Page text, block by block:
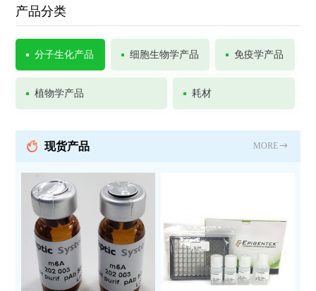
产品分类
分子生化产品 细胞生物学产品 免疫学产品
植物学产品 耗材
现货产品 MORE